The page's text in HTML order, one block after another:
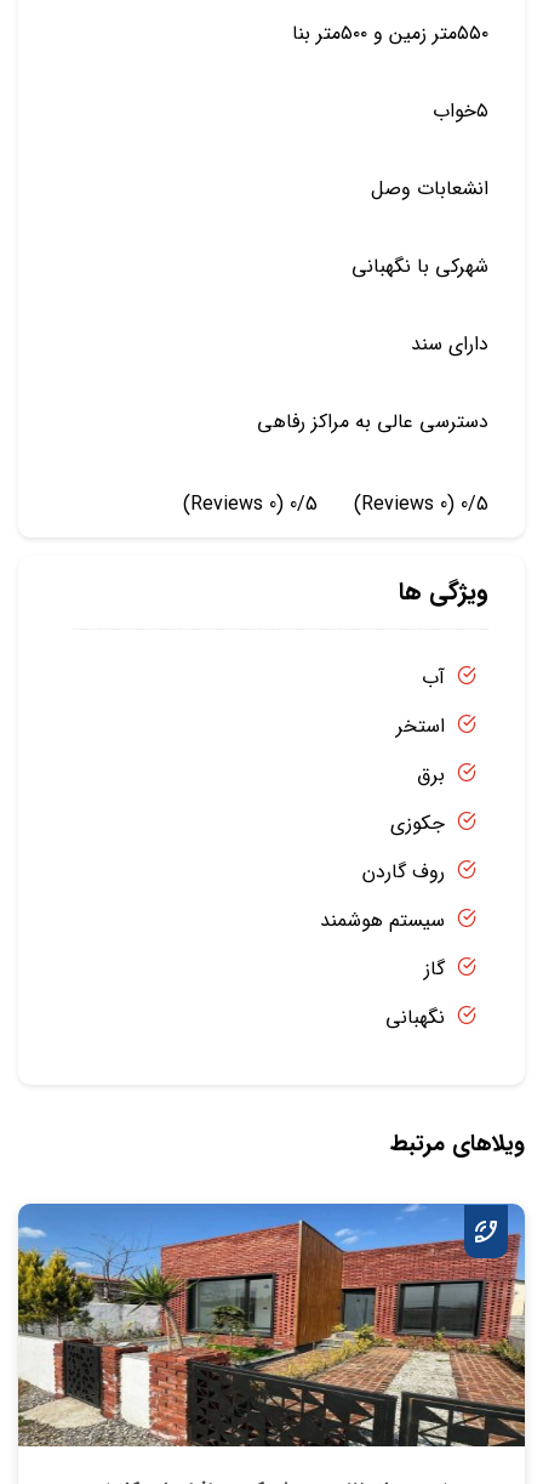
۵۵۰متر زمین و ۵۰۰متر بنا
۵خواب
انشعابات وصل
شهرکی با نگهبانی
دارای سند
دسترسی عالی به مراکز رفاهی
0/5
(0 Reviews)
0/5
(0 Reviews)
ویژگی ها
آب
استخر
برق
جکوزی
روف گاردن
سیستم هوشمند
گاز
نگهبانی
ویلاهای مرتبط